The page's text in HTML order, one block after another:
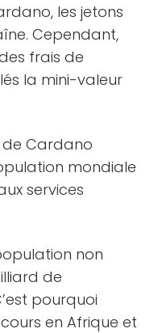
les jetons
Cependant,
frais de
la mini-valeur
de Cardano
mondiale
services
non
de
pourquoi
en Afrique et